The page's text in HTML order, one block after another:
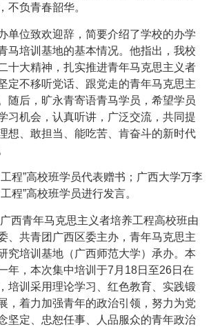
不负青春韶华。
单位致欢迎辞，简要介绍了学校的办学
马培训基地的基本情况。他指出，我校
十大精神，扎实推进青年马克思主义者
定不移听党话、跟党走的青年马克思主
随后，旷永青寄语青马学员，希望学员
习机会，认真听讲，广泛交流，共同提
想、敢担当、能吃苦、肯奋斗的新时代
程”高校班学员代表赠书；广西大学万李
程”高校班学员进行发言。
西青年马克思主义者培养工程高校班由
、共青团广西区委主办，青年马克思主
究培训基地（广西师范大学）承办。本
年，本次集中培训于7月18日至26日在
培训采用理论学习、红色教育、实践锻
，着力加强青年的政治引领，努力为党
坚定、忠恕任事、人品服众的青年政治